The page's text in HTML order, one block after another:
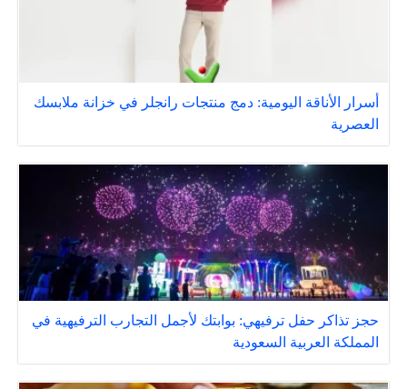
أسرار الأناقة اليومية: دمج منتجات رانجلر في خزانة ملابسك
العصرية
حجز تذاكر حفل ترفيهي: بوابتك لأجمل التجارب الترفيهية في
المملكة العربية السعودية